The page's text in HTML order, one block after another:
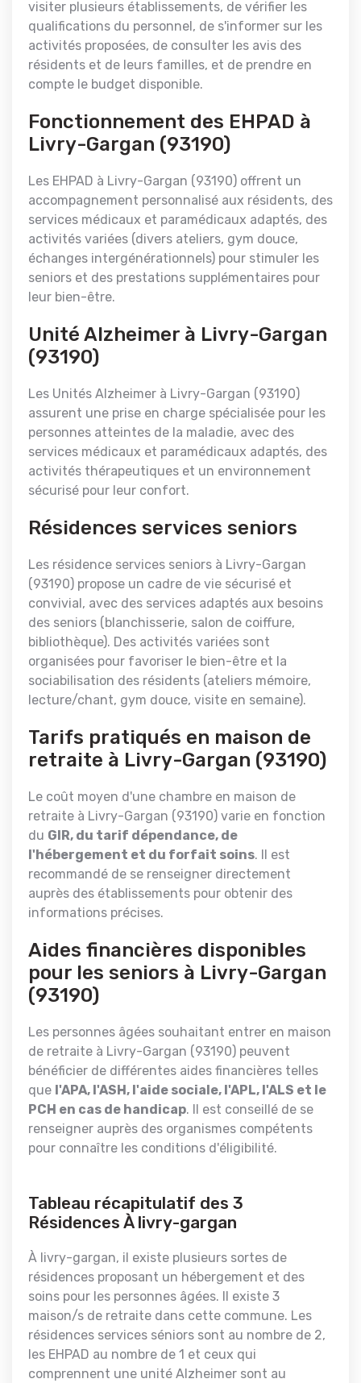
visiter plusieurs établissements, de vérifier les
qualifications du personnel, de s'informer sur les
activités proposées, de consulter les avis des
résidents et de leurs familles, et de prendre en
compte le budget disponible.
Fonctionnement des EHPAD à
Livry-Gargan (93190)
Les EHPAD à Livry-Gargan (93190) offrent un
accompagnement personnalisé aux résidents, des
services médicaux et paramédicaux adaptés, des
activités variées (divers ateliers, gym douce,
échanges intergénérationnels) pour stimuler les
seniors et des prestations supplémentaires pour
leur bien-être.
Unité Alzheimer à Livry-Gargan
(93190)
Les Unités Alzheimer à Livry-Gargan (93190)
assurent une prise en charge spécialisée pour les
personnes atteintes de la maladie, avec des
services médicaux et paramédicaux adaptés, des
activités thérapeutiques et un environnement
sécurisé pour leur confort.
Résidences services seniors
Les résidence services seniors à Livry-Gargan
(93190) propose un cadre de vie sécurisé et
convivial, avec des services adaptés aux besoins
des seniors (blanchisserie, salon de coiffure,
bibliothèque). Des activités variées sont
organisées pour favoriser le bien-être et la
sociabilisation des résidents (ateliers mémoire,
lecture/chant, gym douce, visite en semaine).
Tarifs pratiqués en maison de
retraite à Livry-Gargan (93190)
Le coût moyen d'une chambre en maison de
retraite à Livry-Gargan (93190) varie en fonction
du GIR, du tarif dépendance, de
l'hébergement et du forfait soins. Il est
recommandé de se renseigner directement
auprès des établissements pour obtenir des
informations précises.
Aides financières disponibles
pour les seniors à Livry-Gargan
(93190)
Les personnes âgées souhaitant entrer en maison
de retraite à Livry-Gargan (93190) peuvent
bénéficier de différentes aides financières telles
que l'APA, l'ASH, l'aide sociale, l'APL, l'ALS et le
PCH en cas de handicap. Il est conseillé de se
renseigner auprès des organismes compétents
pour connaître les conditions d'éligibilité.
Tableau récapitulatif des 3
Résidences À livry-gargan
À livry-gargan, il existe plusieurs sortes de
résidences proposant un hébergement et des
soins pour les personnes âgées. Il existe 3
maison/s de retraite dans cette commune. Les
résidences services séniors sont au nombre de 2,
les EHPAD au nombre de 1 et ceux qui
comprennent une unité Alzheimer sont au